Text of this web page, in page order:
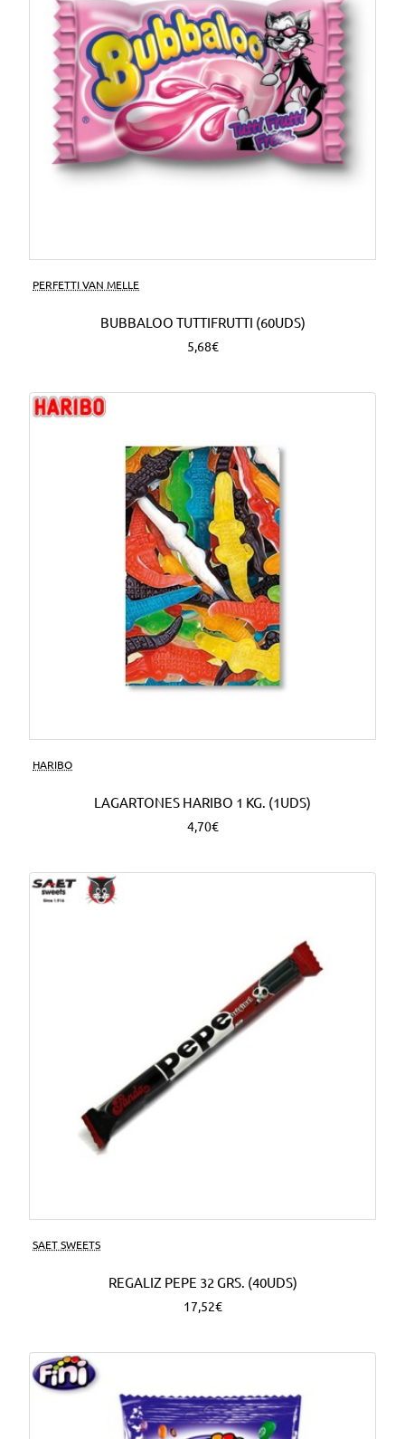
PERFETTI VAN MELLE
BUBBALOO TUTTIFRUTTI (60UDS)
5,68€
HARIBO
LAGARTONES HARIBO 1 KG. (1UDS)
4,70€
SAET SWEETS
REGALIZ PEPE 32 GRS. (40UDS)
17,52€